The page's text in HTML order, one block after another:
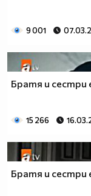
9 001
Братя и сестри
15 266
Братя и сестри